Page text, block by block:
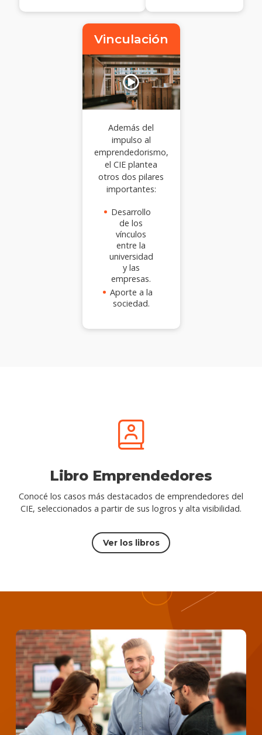
Vinculación
Además del
impulso al
emprendedorismo,
el CIE plantea
otros dos pilares
importantes:
Desarrollo
de los
vínculos
entre la
universidad
y las
empresas.
Aporte a la
sociedad.
Libro Emprendedores
Conocé los casos más destacados de emprendedores del
CIE, seleccionados a partir de sus logros y alta visibilidad.
Ver los libros